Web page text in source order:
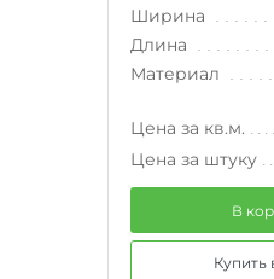
Ширина
Длина
Материал
Цена за кв.м.
Цена за штуку
В
Купить